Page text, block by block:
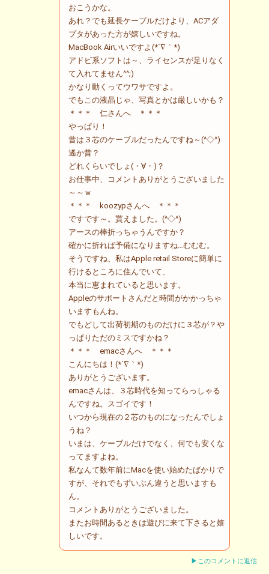
おこうかな。
あれ？でも延長ケーブルだけより、ACアダ
プタがあった方が嬉しいですね。
MacBook Airいいですよ(*´∇｀*)
アドビ系ソフトは～、ライセンスが足りなく
て入れてません^^;)
かなり動くってウワサですよ。
でもこの液晶じゃ、写真とかは厳しいかも？
＊＊＊ 仁さんへ ＊＊＊
やっぱり！
昔は３芯のケーブルだったんですね～(^◇^)
遙か昔？
どれくらいでしょ(・∀・)？
お仕事中、コメントありがとうございました
～～ｗ
＊＊＊ koozypさんへ ＊＊＊
ですです～。貰えました。(^◇^)
アースの棒折っちゃうんですか？
確かに折れば予備になりますね…むむむ。
そうですね、私はApple retail Storeに簡単に
行けるところに住んでいて、
本当に恵まれていると思います。
Appleのサポートさんだと時間がかかっちゃ
いますもんね。
でもどして出荷初期のものだけに３芯が？や
っぱりただのミスですかね？
＊＊＊ emacさんへ ＊＊＊
こんにちは！(*´∇｀*)
ありがとうございます。
emacさんは、３芯時代を知ってらっしゃる
んですね。スゴイです！
いつから現在の２芯のものになったんでしょ
うね？
いまは、ケーブルだけでなく、何でも安くな
ってますよね。
私なんて数年前にMacを使い始めたばかりで
すが、それでもずいぶん違うと思いますも
ん。
コメントありがとうございました。
またお時間あるときは遊びに来て下さると嬉
しいです。
▶このコメントに返信